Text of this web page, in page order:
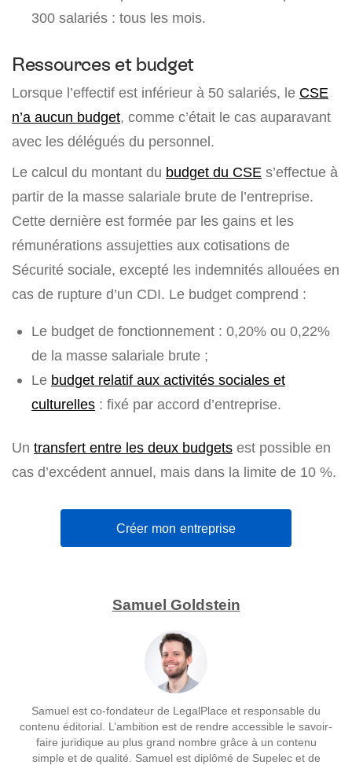
300 salariés : tous les mois.
Ressources et budget
Lorsque l’effectif est inférieur à 50 salariés, le CSE
n’a aucun budget, comme c’était le cas auparavant
avec les délégués du personnel.
Le calcul du montant du budget du CSE s’effectue à
partir de la masse salariale brute de l’entreprise.
Cette dernière est formée par les gains et les
rémunérations assujetties aux cotisations de
Sécurité sociale, excepté les indemnités allouées en
cas de rupture d’un CDI. Le budget comprend :
Le budget de fonctionnement : 0,20% ou 0,22%
de la masse salariale brute ;
Le budget relatif aux activités sociales et
culturelles : fixé par accord d’entreprise.
Un transfert entre les deux budgets est possible en
cas d’excédent annuel, mais dans la limite de 10 %.
Créer mon entreprise
Samuel Goldstein
Samuel est co-fondateur de LegalPlace et responsable du
contenu éditorial. L’ambition est de rendre accessible le savoir-
faire juridique au plus grand nombre grâce à un contenu
simple et de qualité. Samuel est diplômé de Supelec et de